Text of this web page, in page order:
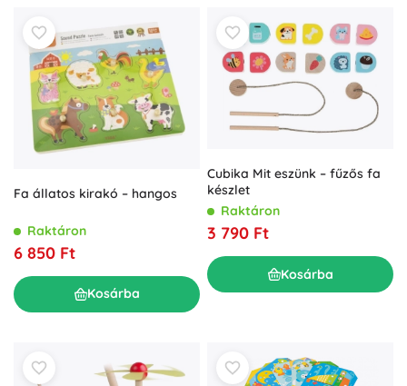
Fa állatos kirakó – hangos
Raktáron
6 850 Ft
Kosárba
Cubika Mit eszünk – fűzős fa
készlet
Raktáron
3 790 Ft
Kosárba